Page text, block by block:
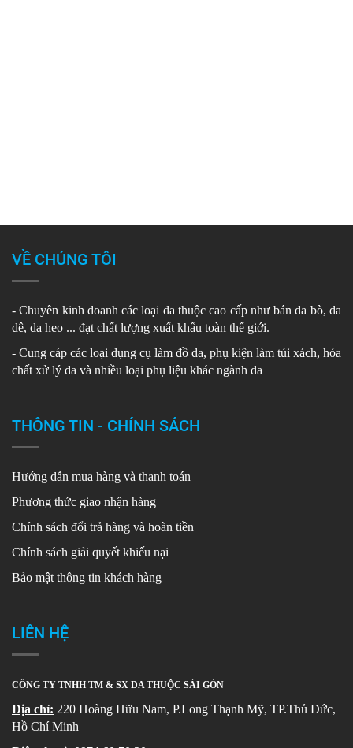
VỀ CHÚNG TÔI
- Chuyên kinh doanh các loại da thuộc cao cấp như bán da bò, da
dê, da heo ... đạt chất lượng xuất khẩu toàn thế giới.
- Cung cáp các loại dụng cụ làm đồ da, phụ kiện làm túi xách, hóa
chất xử lý da và nhiều loại phụ liệu khác ngành da
THÔNG TIN - CHÍNH SÁCH
Hướng dẫn mua hàng và thanh toán
Phương thức giao nhận hàng
Chính sách đổi trả hàng và hoàn tiền
Chính sách giải quyết khiếu nại
Bảo mật thông tin khách hàng
LIÊN HỆ
CÔNG TY TNHH TM & SX DA THUỘC SÀI GÒN
Địa chỉ: 220 Hoàng Hữu Nam, P.Long Thạnh Mỹ, TP.Thủ Đức,
Hồ Chí Minh